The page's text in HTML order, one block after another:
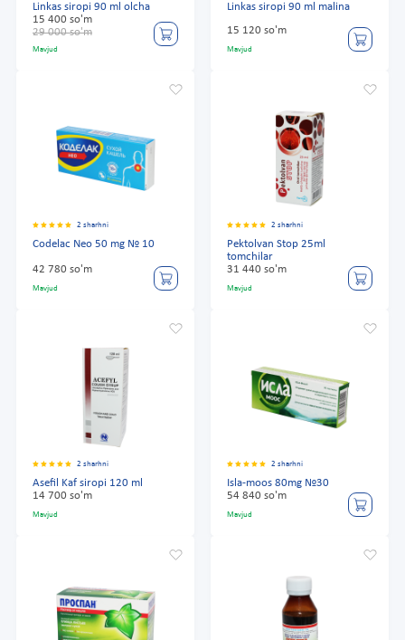
Linkas siropi 90 ml olcha
15 400 so'm
29 000 so'm
Mavjud
Linkas siropi 90 ml malina
15 120 so'm
Mavjud
2 sharhni
Codelac Neo 50 mg № 10
42 780 so'm
Mavjud
2 sharhni
Pektolvan Stop 25ml
tomchilar
31 440 so'm
Mavjud
2 sharhni
Asefil Kaf siropi 120 ml
14 700 so'm
Mavjud
2 sharhni
Isla-moos 80mg №30
54 840 so'm
Mavjud